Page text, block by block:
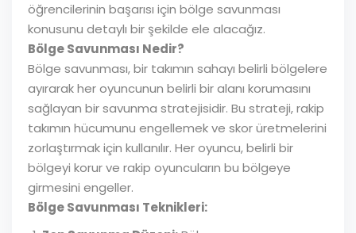
öğrencilerinin başarısı için bölge savunması
konusunu detaylı bir şekilde ele alacağız.
Bölge Savunması Nedir?
Bölge savunması, bir takımın sahayı belirli bölgelere
ayırarak her oyuncunun belirli bir alanı korumasını
sağlayan bir savunma stratejisidir. Bu strateji, rakip
takımın hücumunu engellemek ve skor üretmelerini
zorlaştırmak için kullanılır. Her oyuncu, belirli bir
bölgeyi korur ve rakip oyuncuların bu bölgeye
girmesini engeller.
Bölge Savunması Teknikleri: